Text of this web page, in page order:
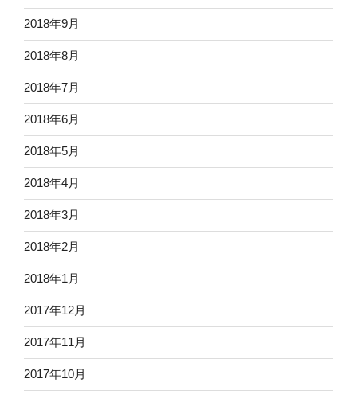
2018年9月
2018年8月
2018年7月
2018年6月
2018年5月
2018年4月
2018年3月
2018年2月
2018年1月
2017年12月
2017年11月
2017年10月